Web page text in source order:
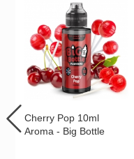
Cherry Pop 10ml
Aroma - Big Bottle